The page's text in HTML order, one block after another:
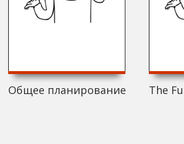
Общее планирование (2021)The